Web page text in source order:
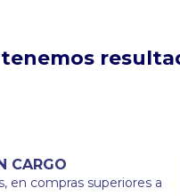
tenemos
CARGO
en compras superiores a